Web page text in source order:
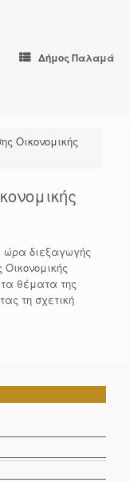
Δήμος Παλαμά
Οικονομικής
ώρα διεξαγωγής
Οικονομικής
θέματα της
τη σχετική